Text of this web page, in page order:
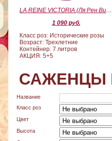
LA REINE VICTORIA (Ля Рен Виктория)
1 090 руб.
Класс роз: Исторические розы
Возраст: Трехлетние
Контейнер: 7 литров
АКЦИЯ: 5+5
САЖЕНЦЫ
Название
Класс роз
Цвет
Высота